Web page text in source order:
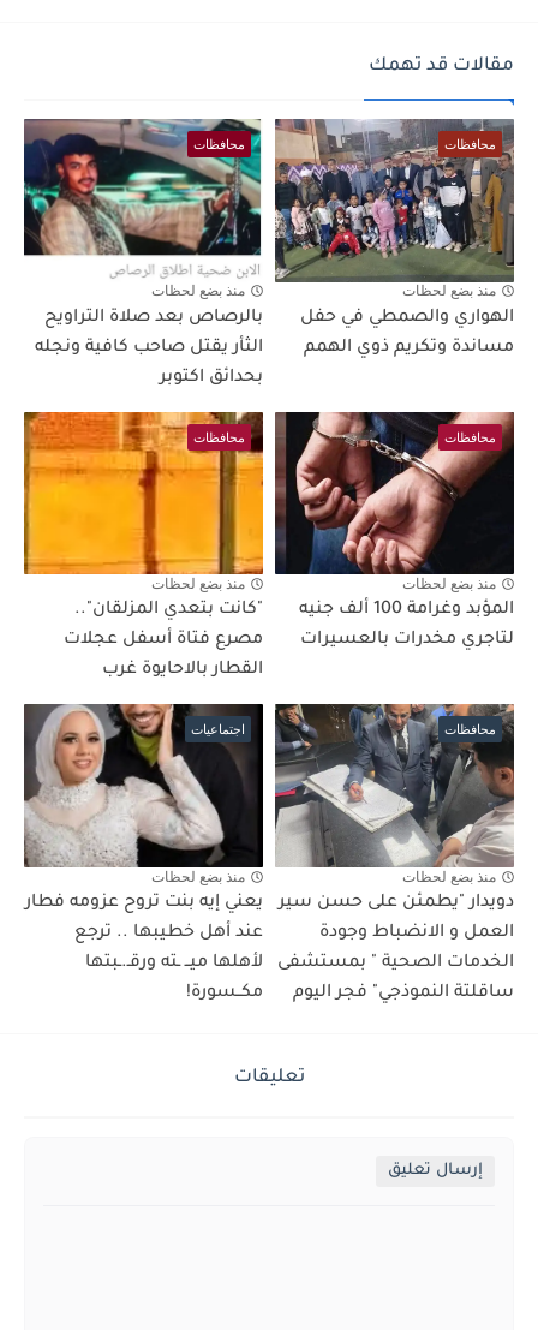
مقالات قد تهمك
محافظات
منذ بضع لحظات
الهواري والصمطي في حفل
مساندة وتكريم ذوي الهمم
محافظات
منذ بضع لحظات
بالرصاص بعد صلاة التراويح
الثأر يقتل صاحب كافية ونجله
بحدائق اكتوبر
محافظات
منذ بضع لحظات
المؤبد وغرامة 100 ألف جنيه
لتاجري مخدرات بالعسيرات
محافظات
منذ بضع لحظات
"كانت بتعدي المزلقان"..
مصرع فتاة أسفل عجلات
القطار بالاحايوة غرب
محافظات
منذ بضع لحظات
دويدار "يطمئن على حسن سير
العمل و الانضباط وجودة
الخدمات الصحية " بمستشفى
ساقلتة النموذجي" فجر اليوم
اجتماعيات
منذ بضع لحظات
يعني إيه بنت تروح عزومه فطار
عند أهل خطيبها .. ترجع
لأهلها ميــ ـته ورقـ.ـبتها
مكــسورة!
تعليقات
إرسال تعليق